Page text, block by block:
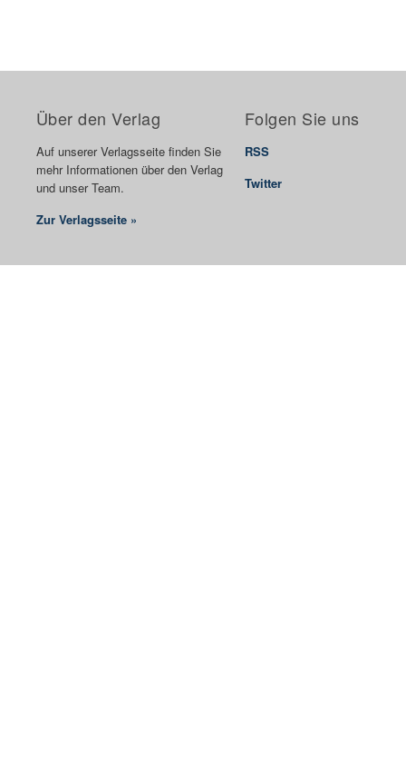
Über den Verlag
Auf unserer Verlagsseite finden Sie
mehr Informationen über den Verlag
und unser Team.
Zur Verlagsseite »
Folgen Sie uns
RSS
Twitter